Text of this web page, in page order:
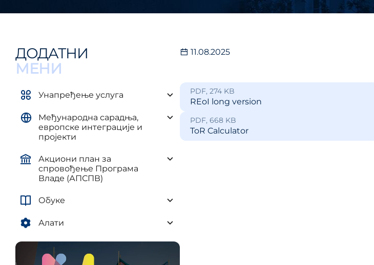
управљања јавним политикама
11.08.2025
PDF, 274 KB
REoI long version
PDF, 668 KB
ToR Calculator
ДОДАТНИ
МЕНИ
Унапређење услуга
Међународна сарадња,
европске интеграције и
пројекти
Акциони план за
спровођење Програма
Владе (АПСПВ)
Обуке
Алати